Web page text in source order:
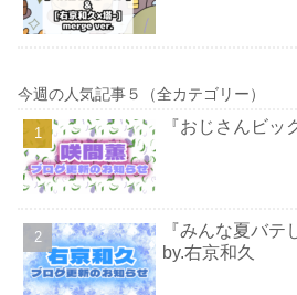
今週の人気記事５（全カテゴリー）
『おじさんビッ
『みんな夏バテ
by.右京和久